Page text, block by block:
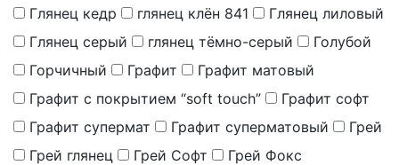
Глянец кедр
глянец клён 841
Глянец лиловый
Глянец серый
глянец тёмно-серый
Голубой
Горчичный
Графит
Графит матовый
Графит с покрытием “soft touch”
Графит софт
Графит супермат
Графит суперматовый
Грей
Грей глянец
Грей Софт
Грей Фокс